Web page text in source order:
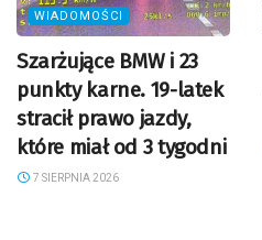
WIADOMOŚCI
Szarżujące BMW i 23
punkty karne. 19-latek
stracił prawo jazdy,
które miał od 3 tygodni
7 SIERPNIA 2026